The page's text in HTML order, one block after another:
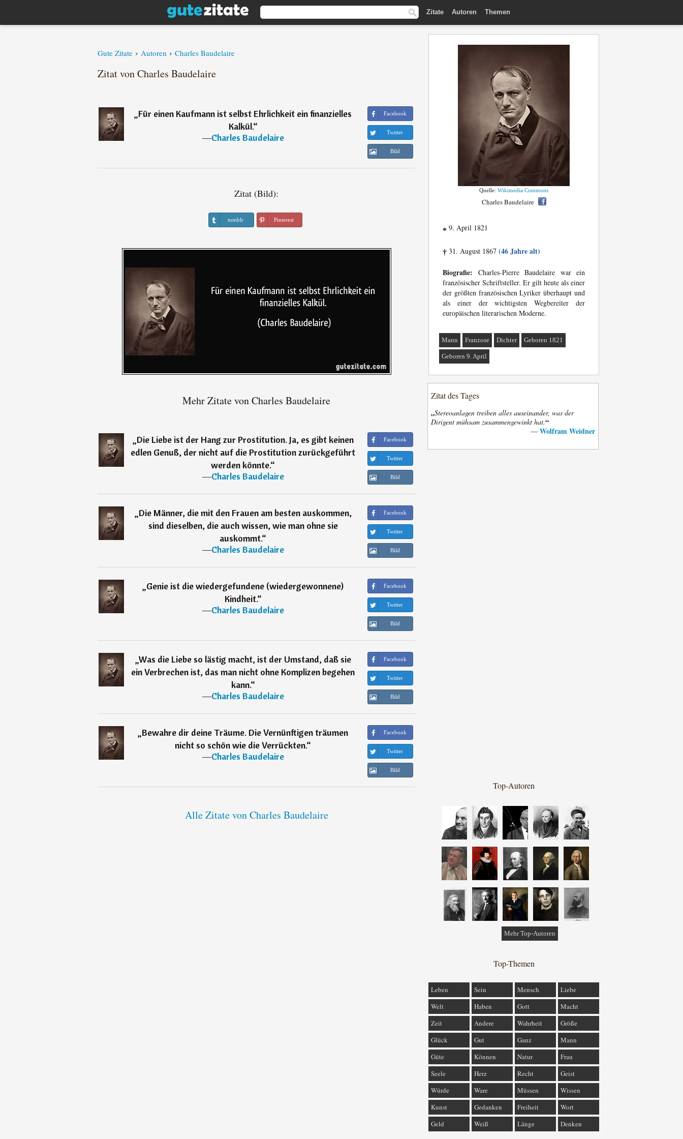
Zitate Autoren Themen
Gute Zitate › Autoren › Charles Baudelaire
Zitat von Charles Baudelaire
„Für einen Kaufmann ist selbst Ehrlichkeit ein finanzielles
Kalkül.“
―Charles Baudelaire
Facebook
Twitter
Bild
Zitat (Bild):
tumblr Pinterest
Mehr Zitate von Charles Baudelaire
„Die Liebe ist der Hang zur Prostitution. Ja, es gibt keinen
edlen Genuß, der nicht auf die Prostitution zurückgeführt
werden könnte.“
―Charles Baudelaire
Facebook
Twitter
Bild
„Die Männer, die mit den Frauen am besten auskommen,
sind dieselben, die auch wissen, wie man ohne sie
auskommt.“
―Charles Baudelaire
Facebook
Twitter
Bild
„Genie ist die wiedergefundene (wiedergewonnene)
Kindheit.“
―Charles Baudelaire
Facebook
Twitter
Bild
„Was die Liebe so lästig macht, ist der Umstand, daß sie
ein Verbrechen ist, das man nicht ohne Komplizen begehen
kann.“
―Charles Baudelaire
Facebook
Twitter
Bild
„Bewahre dir deine Träume. Die Vernünftigen träumen
nicht so schön wie die Verrückten.“
―Charles Baudelaire
Facebook
Twitter
Bild
Alle Zitate von Charles Baudelaire
Quelle: Wikimedia Commons
Charles Baudelaire
* 9. April 1821
† 31. August 1867 (46 Jahre alt)
Biografie: Charles-Pierre Baudelaire war ein
französischer Schriftsteller. Er gilt heute als einer
der größten französischen Lyriker überhaupt und
als einer der wichtigsten Wegbereiter der
europäischen literarischen Moderne.
Mann Franzose Dichter Geboren 1821
Geboren 9. April
Zitat des Tages
„Stereoanlagen treiben alles auseinander, was der
Dirigent mühsam zusammengewinkt hat.“
— Wolfram Weidner
Top-Autoren
Mehr Top-Autoren
Top-Themen
Leben Sein Mensch
Liebe
Welt
Haben Gott
Macht
Zeit
Andere Wahrheit
Größe
Glück
Gut Ganz
Mann
Güte
Können Natur
Frau
Seele
Herz Recht
Geist
Würde
Ware Müssen
Wissen
Kunst
Gedanken Freiheit
Wort
Geld
Weiß Länge Denken